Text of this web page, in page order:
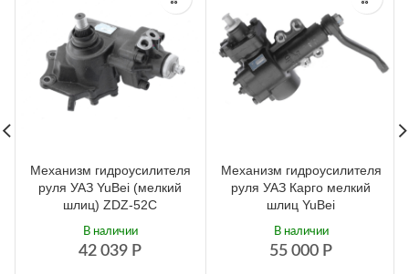
Механизм гидроусилителя
руля УАЗ YuBei (мелкий
шлиц) ZDZ-52C
42 039 Р
В наличии
Механизм гидроусилителя
руля УАЗ Карго мелкий
шлиц YuBei
55 000 Р
В наличии